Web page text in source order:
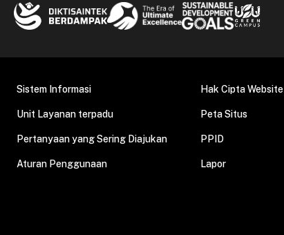
Sistem Informasi
Unit Layanan terpadu
Pertanyaan yang Sering Diajukan
Aturan Penggunaan
Hak Cipta Website
Peta Situs
PPID
Lapor